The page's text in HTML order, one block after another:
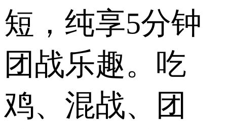
短，纯享5分钟
团战乐趣。吃
鸡、混战、团